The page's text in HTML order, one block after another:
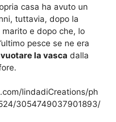
casa ha avuto un
tuttavia, dopo la
e dopo che, lo
pesce se ne era
la vasca dalla
lindadiCreations/ph
3054749037901893/